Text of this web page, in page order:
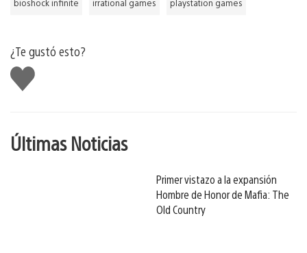
bioshock infinite irrational games playstation games
¿Te gustó esto?
Me
gusta
Últimas Noticias
Primer vistazo a la expansión
Hombre de Honor de Mafia: The
Old Country